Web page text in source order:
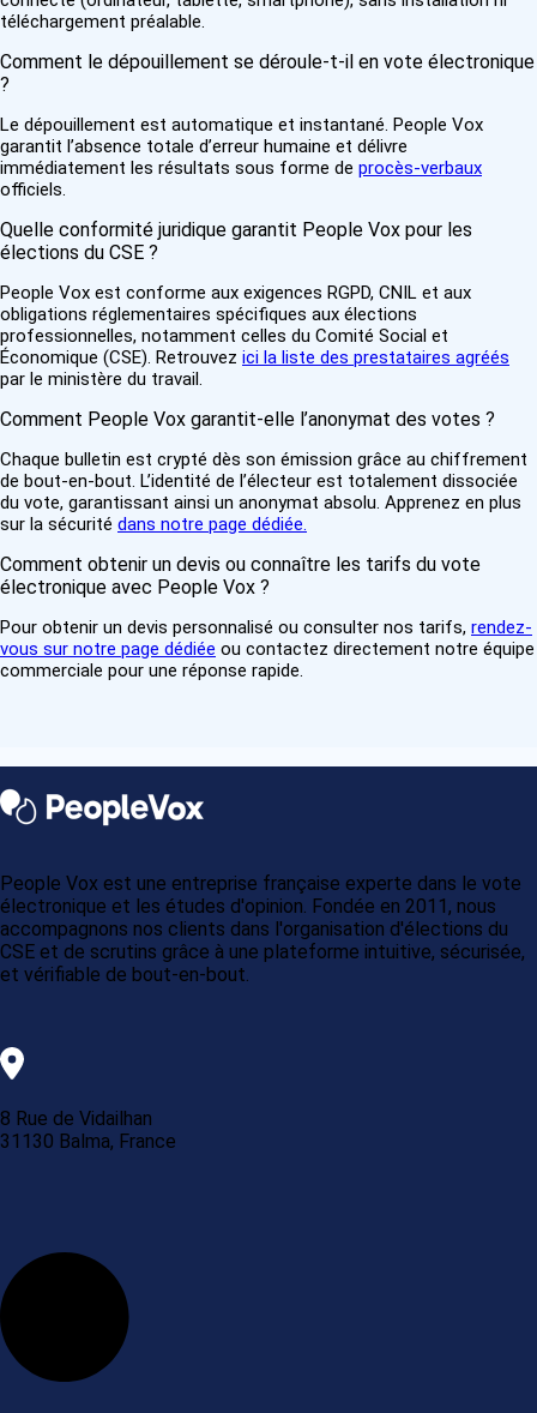
téléchargement préalable.
Comment le dépouillement se déroule-t-il en vote électronique
?
Le dépouillement est automatique et instantané. People Vox
garantit l’absence totale d’erreur humaine et délivre
immédiatement les résultats sous forme de procès-verbaux
officiels.
Quelle conformité juridique garantit People Vox pour les
élections du CSE ?
People Vox est conforme aux exigences RGPD, CNIL et aux
obligations réglementaires spécifiques aux élections
professionnelles, notamment celles du Comité Social et
Économique (CSE). Retrouvez ici la liste des prestataires agréés
par le ministère du travail.
Comment People Vox garantit-elle l’anonymat des votes ?
Chaque bulletin est crypté dès son émission grâce au chiffrement
de bout-en-bout. L’identité de l’électeur est totalement dissociée
du vote, garantissant ainsi un anonymat absolu. Apprenez en plus
sur la sécurité dans notre page dédiée.
Comment obtenir un devis ou connaître les tarifs du vote
électronique avec People Vox ?
Pour obtenir un devis personnalisé ou consulter nos tarifs, rendez-
vous sur notre page dédiée ou contactez directement notre équipe
commerciale pour une réponse rapide.
People Vox est une entreprise française experte dans le vote
électronique et les études d'opinion. Fondée en 2011, nous
accompagnons nos clients dans l'organisation d'élections du
CSE et de scrutins grâce à une plateforme intuitive, sécurisée,
et vérifiable de bout-en-bout.
8 Rue de Vidailhan
31130 Balma, France